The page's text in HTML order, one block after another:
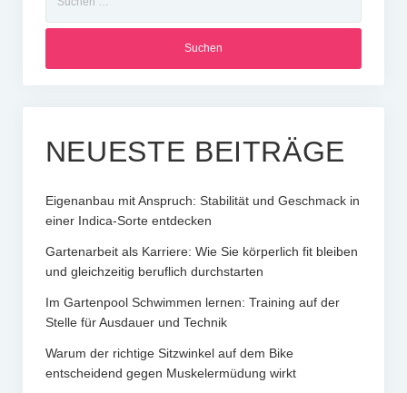
NEUESTE BEITRÄGE
Eigenanbau mit Anspruch: Stabilität und Geschmack in
einer Indica-Sorte entdecken
Gartenarbeit als Karriere: Wie Sie körperlich fit bleiben
und gleichzeitig beruflich durchstarten
Im Gartenpool Schwimmen lernen: Training auf der
Stelle für Ausdauer und Technik
Warum der richtige Sitzwinkel auf dem Bike
entscheidend gegen Muskelermüdung wirkt